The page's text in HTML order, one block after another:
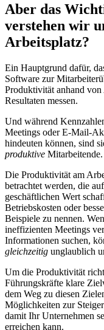
Aber das
verstehen wir
Arbeitsplatz?
Ein Hauptgrund dafür,
Software zur
Produktivität anhand
Resultaten messen.
Und während
Meetings oder E-Mail-
hindeuten können, sind
produktive Mitarbeitende.
Die Produktivität am
betrachtet werden, die
geschäftlichen Wert
Betriebskosten oder
Beispiele zu nennen.
ineffizienten Meetings
Informationen suchen,
gleichzeitig unglaublich
Um die Produktivität
Führungskräfte klare
dem Weg zu diesen
Möglichkeiten zur
damit Ihr Unternehmen
erreichen kann.